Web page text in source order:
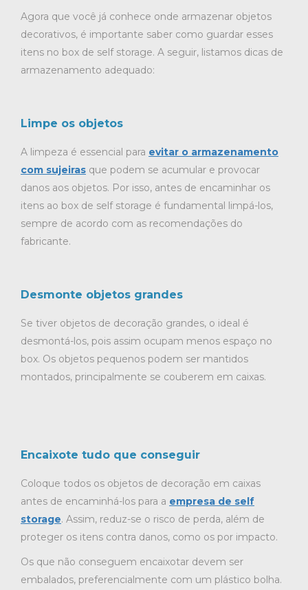
Agora que você já conhece onde armazenar objetos
decorativos, é importante saber como guardar esses
itens no box de self storage. A seguir, listamos dicas de
armazenamento adequado:
Limpe os objetos
A limpeza é essencial para evitar o armazenamento
com sujeiras que podem se acumular e provocar
danos aos objetos. Por isso, antes de encaminhar os
itens ao box de self storage é fundamental limpá-los,
sempre de acordo com as recomendações do
fabricante.
Desmonte objetos grandes
Se tiver objetos de decoração grandes, o ideal é
desmontá-los, pois assim ocupam menos espaço no
box. Os objetos pequenos podem ser mantidos
montados, principalmente se couberem em caixas.
Encaixote tudo que conseguir
Coloque todos os objetos de decoração em caixas
antes de encaminhá-los para a empresa de self
storage. Assim, reduz-se o risco de perda, além de
proteger os itens contra danos, como os por impacto.
Os que não conseguem encaixotar devem ser
embalados, preferencialmente com um plástico bolha.